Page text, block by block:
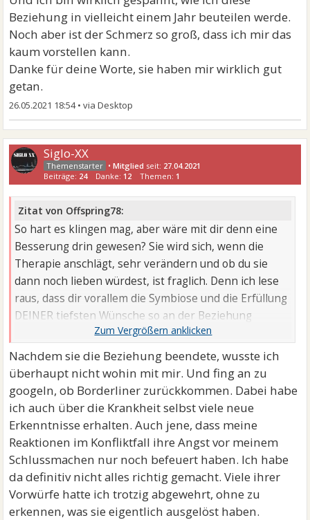
Beziehung in vielleicht einem Jahr beuteilen werde.
Noch aber ist der Schmerz so groß, dass ich mir das
kaum vorstellen kann.
Danke für deine Worte, sie haben mir wirklich gut
getan.
26.05.2021 18:54•
Siglo-XX
•Mitglied seit: 27.04.2021
Beiträge: 24 Danke: 12 Themen: 1
Zitat von Offspring78:
So hart es klingen mag, aber wäre mit dir denn eine
Besserung drin gewesen? Sie wird sich, wenn die
Therapie anschlägt, sehr verändern und ob du sie
dann noch lieben würdest, ist fraglich. Denn ich lese
raus, dass dir vorallem die Symbiose und die Erfüllung
DEINER tiefsten Wünsche so an der Beziehung
Nachdem sie die Beziehung beendete, wusste ich
überhaupt nicht wohin mit mir. Und fing an zu
googeln, ob Borderliner zurückkommen. Dabei habe
ich auch über die Krankheit selbst viele neue
Erkenntnisse erhalten. Auch jene, dass meine
Reaktionen im Konfliktfall ihre Angst vor meinem
Schlussmachen nur noch befeuert haben. Ich habe
da definitiv nicht alles richtig gemacht. Viele ihrer
Vorwürfe hatte ich trotzig abgewehrt, ohne zu
erkennen, was sie eigentlich ausgelöst haben.